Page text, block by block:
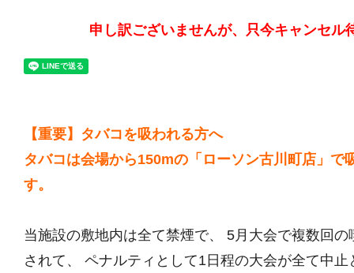
申し訳ございませんが、只今キャンセル
【重要】タバコを吸われる方へ
タバコは会場から150mの「ローソン古川町店」で
す。
当施設の敷地内は全て禁煙で、 5月大会で複数回
されて、 ペナルティとして1日程の大会が全て中止